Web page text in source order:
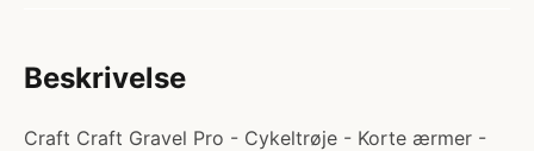
Beskrivelse
Craft Craft Gravel Pro - Cykeltrøje - Korte ærmer -